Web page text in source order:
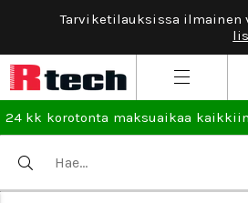
Tarviketilauksissa ilmainen
24 kk korotonta maksuaikaa